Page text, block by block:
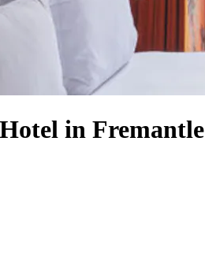
in Fremantle